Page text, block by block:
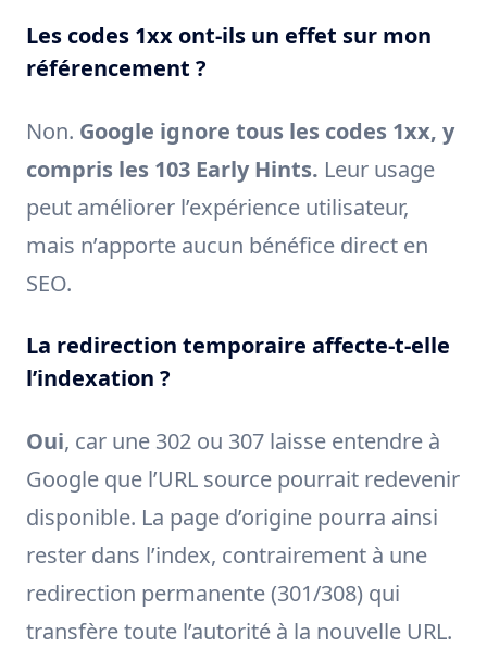
Les codes 1xx ont-ils un effet sur mon
référencement ?
Non. Google ignore tous les codes 1xx, y
compris les 103 Early Hints. Leur usage
peut améliorer l’expérience utilisateur,
mais n’apporte aucun bénéfice direct en
SEO.
La redirection temporaire affecte-t-elle
l’indexation ?
Oui, car une 302 ou 307 laisse entendre à
Google que l’URL source pourrait redevenir
disponible. La page d’origine pourra ainsi
rester dans l’index, contrairement à une
redirection permanente (301/308) qui
transfère toute l’autorité à la nouvelle URL.